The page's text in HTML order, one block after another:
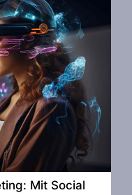
Mit Social